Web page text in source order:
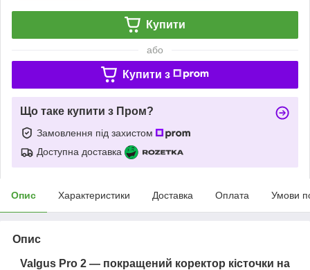
Купити
або
Купити з
Що таке купити з Пром?
Замовлення під захистом
Доступна доставка
Опис Характеристики Доставка Оплата Умови
Опис
Valgus Pro 2 — покращений коректор кісточки на